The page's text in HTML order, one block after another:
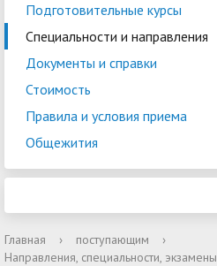
Подготовительные курсы
Специальности и направления
Документы и справки
Стоимость
Правила и условия приема
Общежития
Главная › поступающим
›
Направления, специальности, экзамены